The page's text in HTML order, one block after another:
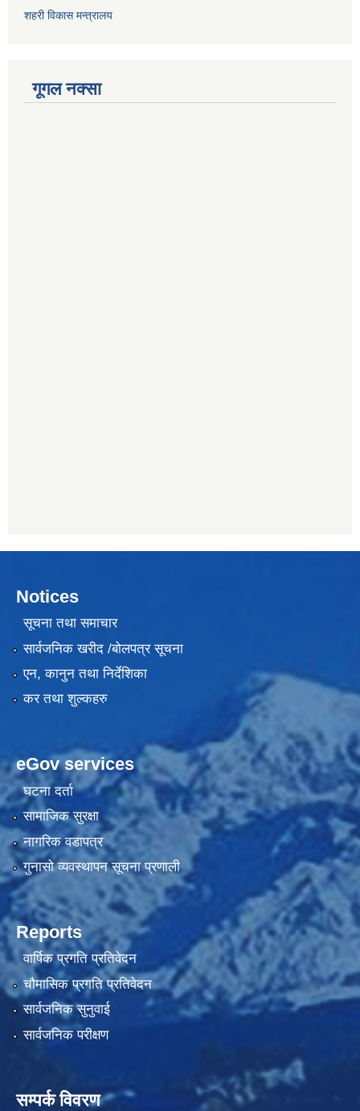
शहरी विकास मन्त्रालय
गूगल नक्सा
Notices
सूचना तथा समाचार
सार्वजनिक खरीद /बोलपत्र सूचना
एन, कानुन तथा निर्देशिका
कर तथा शुल्कहरु
eGov services
घटना दर्ता
सामाजिक सुरक्षा
नागरिक वडापत्र
गुनासो व्यवस्थापन सूचना प्रणाली
Reports
वार्षिक प्रगति प्रतिवेदन
चौमासिक प्रगति प्रतिवेदन
सार्वजनिक सुनुवाई
सार्वजनिक परीक्षण
सम्पर्क विवरण